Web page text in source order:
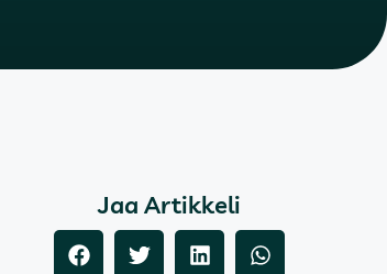
Jaa Artikkeli